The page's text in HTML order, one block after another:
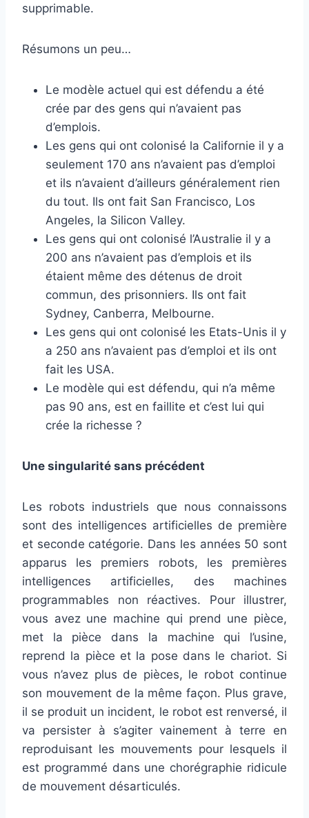
supprimable.
Résumons un peu…
Le modèle actuel qui est défendu a été
crée par des gens qui n’avaient pas
d’emplois.
Les gens qui ont colonisé la Californie il y a
seulement 170 ans n’avaient pas d’emploi
et ils n’avaient d’ailleurs généralement rien
du tout. Ils ont fait San Francisco, Los
Angeles, la Silicon Valley.
Les gens qui ont colonisé l’Australie il y a
200 ans n’avaient pas d’emplois et ils
étaient même des détenus de droit
commun, des prisonniers. Ils ont fait
Sydney, Canberra, Melbourne.
Les gens qui ont colonisé les Etats-Unis il y
a 250 ans n’avaient pas d’emploi et ils ont
fait les USA.
Le modèle qui est défendu, qui n’a même
pas 90 ans, est en faillite et c’est lui qui
crée la richesse ?
Une singularité sans précédent
Les robots industriels que nous connaissons
sont des intelligences artificielles de première
et seconde catégorie. Dans les années 50 sont
apparus les premiers robots, les premières
intelligences artificielles, des machines
programmables non réactives. Pour illustrer,
vous avez une machine qui prend une pièce,
met la pièce dans la machine qui l’usine,
reprend la pièce et la pose dans le chariot. Si
vous n’avez plus de pièces, le robot continue
son mouvement de la même façon. Plus grave,
il se produit un incident, le robot est renversé, il
va persister à s’agiter vainement à terre en
reproduisant les mouvements pour lesquels il
est programmé dans une chorégraphie ridicule
de mouvement désarticulés.